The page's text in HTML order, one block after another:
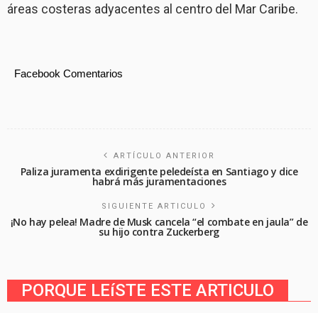
áreas costeras adyacentes al centro del Mar Caribe.
Facebook Comentarios
ARTÍCULO ANTERIOR
Paliza juramenta exdirigente peledeísta en Santiago y dice
habrá más juramentaciones
SIGUIENTE ARTICULO
¡No hay pelea! Madre de Musk cancela “el combate en jaula” de
su hijo contra Zuckerberg
PORQUE LEíSTE ESTE ARTICULO